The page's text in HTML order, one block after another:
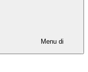
Menu di